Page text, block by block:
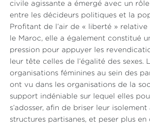
civile agissante a émergé avec un rôle
entre les décideurs politiques et la
Profitant de l’air de « liberté »
le Maroc, elle a également constitué
pression pour appuyer les
leur tête celles de l’égalité des sexes.
organisations féminines au sein des
ont vu dans les organisations de la
support indéniable sur lequel elles
s’adosser, afin de briser leur isolement
structures partisanes, et peser plus en